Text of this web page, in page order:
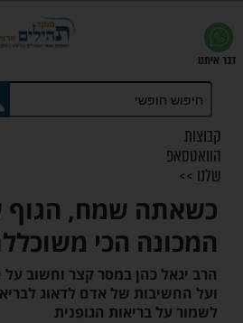
שמח, הגוף
הכי משוכללת